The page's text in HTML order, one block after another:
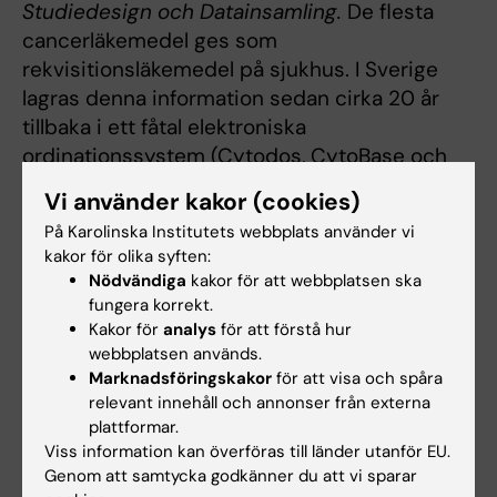
Studiedesign och Datainsamling. De flesta
cancerläkemedel ges som
rekvisitionsläkemedel på sjukhus. I Sverige
lagras denna information sedan cirka 20 år
tillbaka i ett fåtal elektroniska
ordinationssystem (Cytodos, CytoBase och
Mosaiq). Studien kommer att länka
behandlingsdata från dessa
ordinationssystem och Nationella
Läkemedelsregistret till samtliga individer i
Nationella Cancerregistret. I nästa steg
kopplas data till andra populationsbaserade
hälso- och demografiska register, inklusive
Nationella Dödsorsaksregistret,
Patientregistret och Mödravårdsregistret från
Socialstyrelsen samt registret över
totalbefolkningen och LISA-databasen från
Vi använder kakor (cookies)
På Karolinska Institutets webbplats använder vi
kakor för olika syften:
Nödvändiga kakor för att webbplatsen ska
fungera korrekt.
Kakor för analys för att förstå hur
webbplatsen används.
Marknadsföringskakor för att visa och spåra
relevant innehåll och annonser från externa
plattformar.
Viss information kan överföras till länder utanför EU.
Genom att samtycka godkänner du att vi sparar